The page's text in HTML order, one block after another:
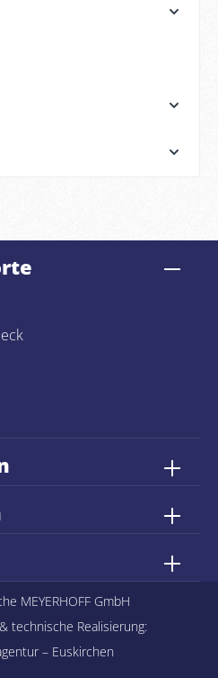
MEYERHOFF GmbH
technische Realisierung:
– Euskirchen